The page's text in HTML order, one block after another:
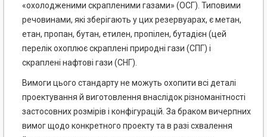
«охолодженими скрапленими газами» (ОСГ). Типовими
речовинами, які зберігають у цих резервуарах, є метан,
етан, пропан, бутан, етилен, пропілен, бутадієн (цей
перелік охоплює скраплені природні гази (СПГ) і
скраплені нафтові гази (СНГ).
Вимоги цього стандарту не можуть охопити всі деталі
проектування й виготовлення внаслідок різноманітності
застосовних розмірів і конфігурацій. За браком вичерпних
вимог щодо конкретного проекту та в разі схвалення